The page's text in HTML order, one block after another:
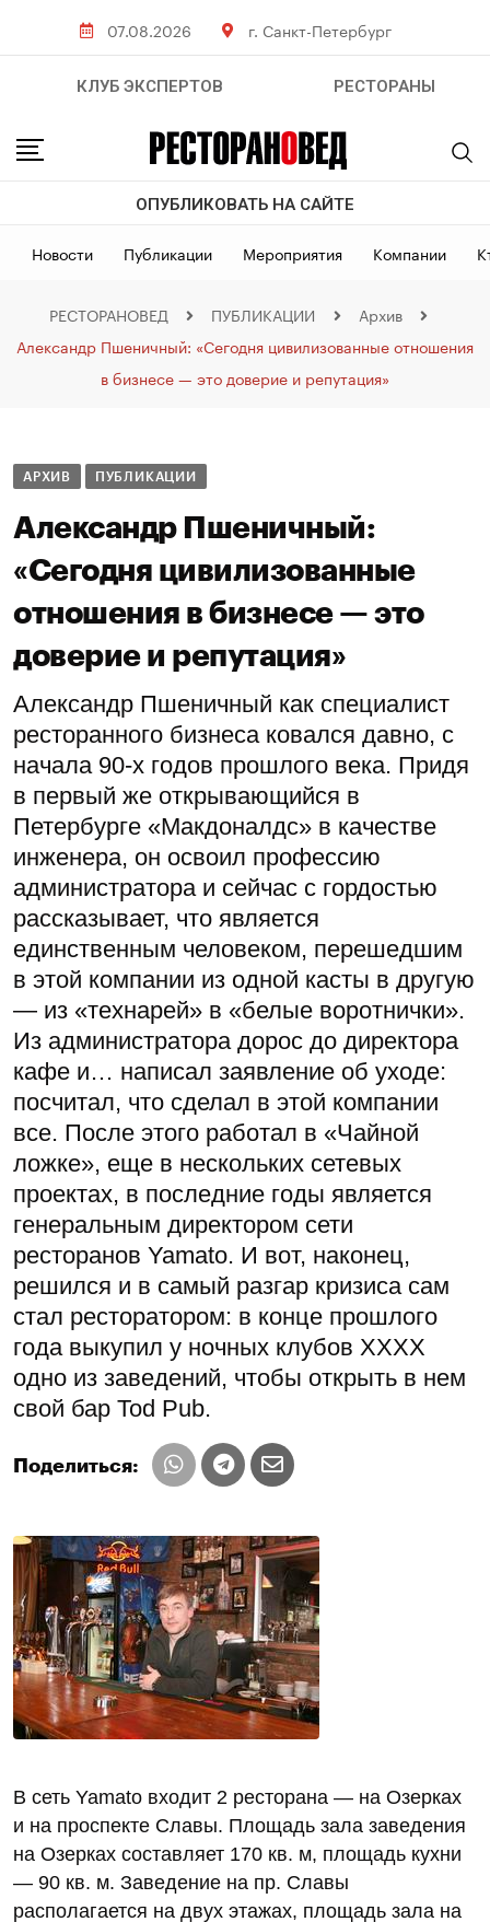
07.08.2026 г. Санкт-Петербург
КЛУБ ЭКСПЕРТОВ РЕСТОРАНЫ
ОПУБЛИКОВАТЬ НА САЙТЕ
Новости Публикации Мероприятия Компании
РЕСТОРАНОВЕД ПУБЛИКАЦИИ
Архив
Александр Пшеничный: «Сегодня цивилизованные отношения
в бизнесе — это доверие и репутация»
АРХИВ ПУБЛИКАЦИИ
Александр Пшеничный:
«Сегодня цивилизованные
отношения в бизнесе — это
доверие и репутация»
Александр Пшеничный как специалист
ресторанного бизнеса ковался давно, с
начала 90-х годов прошлого века. Придя
в первый же открывающийся в
Петербурге «Макдоналдс» в качестве
инженера, он освоил профессию
администратора и сейчас с гордостью
рассказывает, что является
единственным человеком, перешедшим
в этой компании из одной касты в другую
— из «технарей» в «белые воротнички».
Из администратора дорос до директора
кафе и… написал заявление об уходе:
посчитал, что сделал в этой компании
все. После этого работал в «Чайной
ложке», еще в нескольких сетевых
проектах, в последние годы является
генеральным директором сети
ресторанов Yamato. И вот, наконец,
решился и в самый разгар кризиса сам
стал ресторатором: в конце прошлого
года выкупил у ночных клубов ХХХХ
одно из заведений, чтобы открыть в нем
свой бар Tod Pub.
Поделиться:
В сеть Yamato входит 2 ресторана — на Озерках
и на проспекте Славы. Площадь зала заведения
на Озерках составляет 170 кв. м, площадь кухни
— 90 кв. м. Заведение на пр. Славы
располагается на двух этажах, площадь зала на